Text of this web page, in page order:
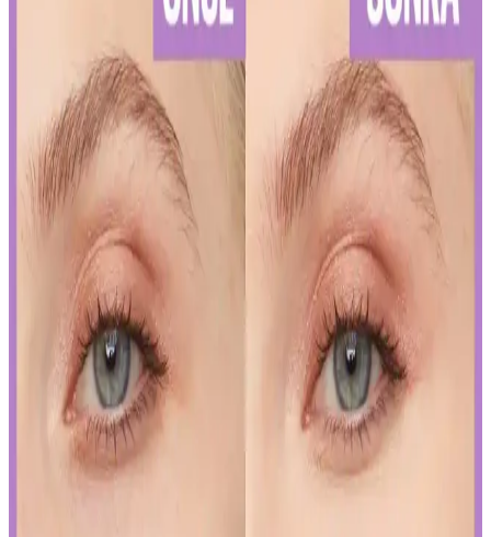
Kalıcı Kalem Göz Makyajı: Uzun Süre Dayanan ve
Pratik Kullanım İpuçları
Kalıcı kalem göz makyajı, suya ve tere dayanıklı formülleriyle uzun
süre kalıcı ve net çizgiler sağlar. Uygulama ve bakım ipuçlarıyla
gözlerinizi vurgulayın.
Kalıcı Oje Seçenekleri: Nail Master M377 ve M378
Modellerinin Detaylı Analizi
Nail Master M377 ve M378 modelleri, dayanıklılık ve parlaklık
sunan kalıcı ojeler arasında öne çıkar. Bu modellerin özellikleri ve
bakım önerileriyle uzun süre şık ve bakımlı kalabilirsiniz.
İslak Ruj Uygulama ve Bakım İpuçlarıyla
Mükemmel Dudaklara Ulaşın
İslak rujun güzelliğini ortaya çıkarmak ve kalıcılığını artırmak için
doğru uygulama teknikleri ve bakım önerileri. Dudakların temizliği,
sınır çizimi ve kat kat uygulama ile mükemmel görünüm elde edin.
Japon ve Kore Güzellik Markalarının FDA Güneş